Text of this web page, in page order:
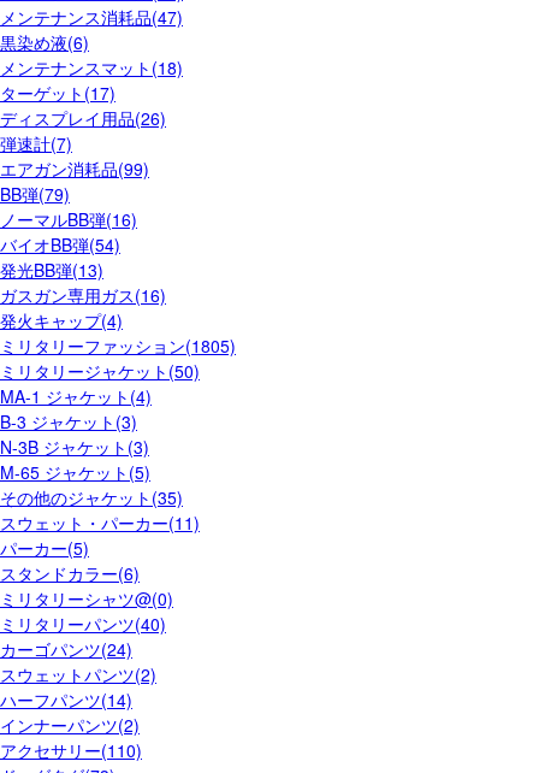
メンテナンス消耗品(47)
黒染め液(6)
メンテナンスマット(18)
ターゲット(17)
ディスプレイ用品(26)
弾速計(7)
エアガン消耗品(99)
BB弾(79)
ノーマルBB弾(16)
バイオBB弾(54)
発光BB弾(13)
ガスガン専用ガス(16)
発火キャップ(4)
ミリタリーファッション(1805)
ミリタリージャケット(50)
MA-1 ジャケット(4)
B-3 ジャケット(3)
N-3B ジャケット(3)
M-65 ジャケット(5)
その他のジャケット(35)
スウェット・パーカー(11)
パーカー(5)
スタンドカラー(6)
ミリタリーシャツ@(0)
ミリタリーパンツ(40)
カーゴパンツ(24)
スウェットパンツ(2)
ハーフパンツ(14)
インナーパンツ(2)
アクセサリー(110)